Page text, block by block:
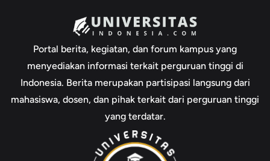
Portal berita, kegiatan, dan forum kampus yang
menyediakan informasi terkait perguruan tinggi di
Indonesia. Berita merupakan partisipasi langsung dari
mahasiswa, dosen, dan pihak terkait dari perguruan tinggi
yang terdatar.